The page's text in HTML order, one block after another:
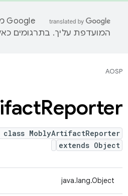
המועדפת עליך. בתרגומים
AOSP
Reporter
MoblyArtifactReporter
extends Object
java.lang.Object